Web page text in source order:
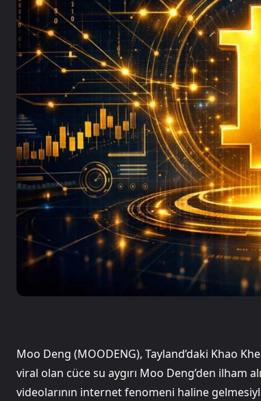
Moo Deng (MOODENG), Tayland’daki Khao
viral olan cüce su aygırı Moo Deng’den ilham
videolarının internet fenomeni haline